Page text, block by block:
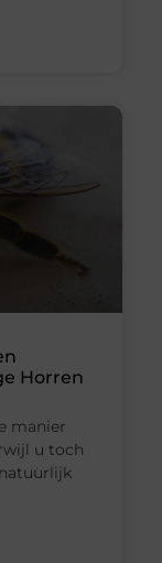
Horren
manier
u toch